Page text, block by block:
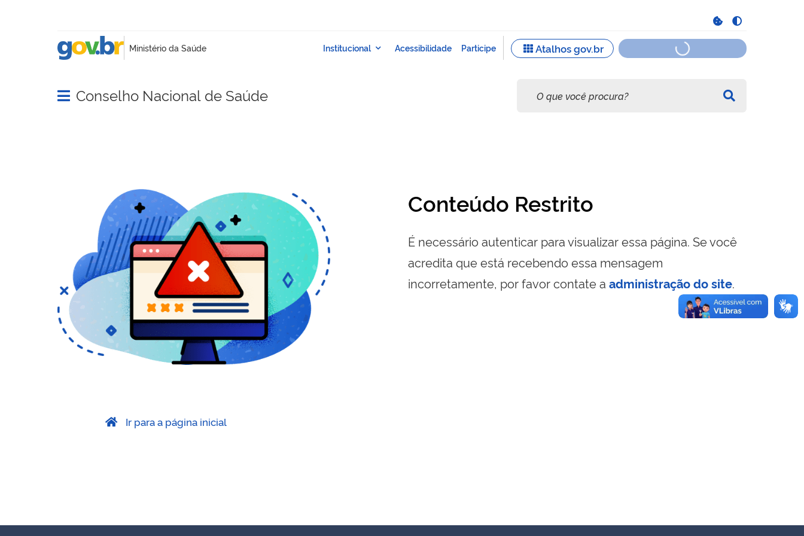
Abrir menu principal de navegação
Conselho Nacional de Saúde
Conteúdo Restrito
É necessário autenticar para visualizar essa página. Se você
acredita que está recebendo essa mensagem
incorretamente, por favor contate a administração do site.
Ir para a página inicial